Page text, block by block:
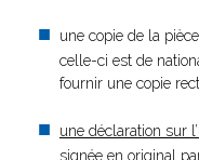
une copie de la
celle-ci est de
fournir une copie
une déclaration sur
signée en original